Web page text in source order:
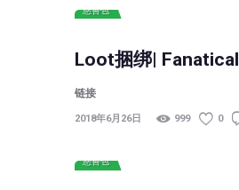
慈善包
Loot捆绑| Fanatical
链接
2018年6月26日 999 0
慈善包